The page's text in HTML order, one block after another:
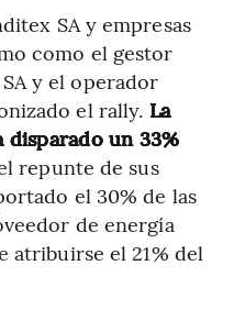
SA y empresas
como el gestor
y el operador
el rally. La
un 33%
repunte de sus
el 30% de las
de energía
atribuirse el 21% del